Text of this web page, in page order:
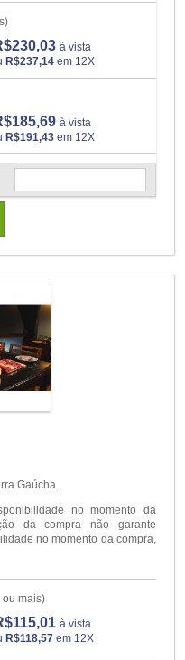
à vista
R$237,14em 12X
à vista
R$191,43em 12X
Gaúcha.
no momento da
da compra não garante
no momento da compra,
ou mais)
à vista
R$118,57 em 12X